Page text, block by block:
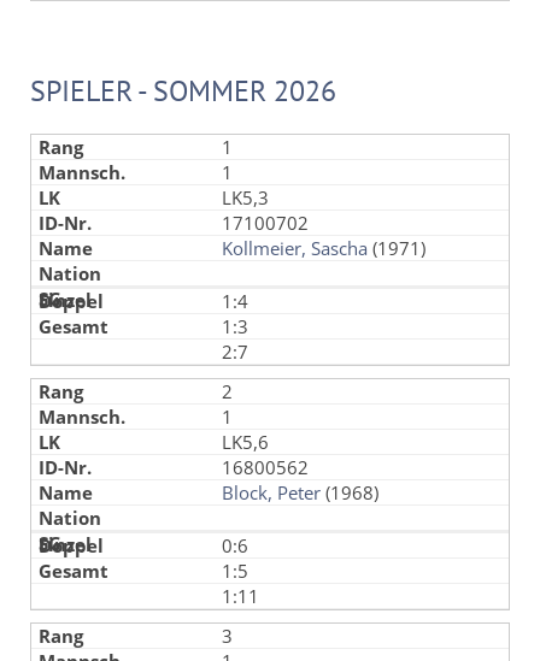
SPIELER - SOMMER 2026
1
1
LK5,3
17100702
Kollmeier, Sascha (1971)
1:4
1:3
2:7
2
1
LK5,6
16800562
Block, Peter (1968)
0:6
1:5
1:11
3